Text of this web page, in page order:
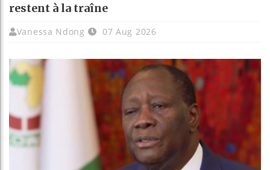
restent à la traîne
Vanessa Ndong 07 Aug 2026